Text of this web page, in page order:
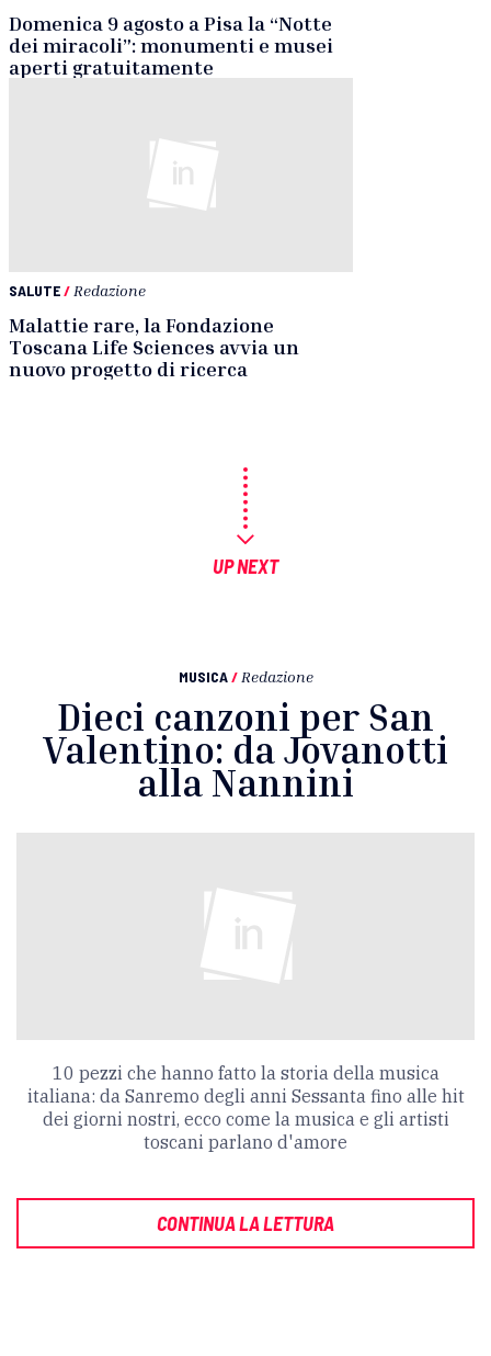
Domenica 9 agosto a Pisa la “Notte
dei miracoli”: monumenti e musei
aperti gratuitamente
SALUTE/ Redazione
Malattie rare, la Fondazione
Toscana Life Sciences avvia un
nuovo progetto di ricerca
UP NEXT
MUSICA / Redazione
Dieci canzoni per San
Valentino: da Jovanotti
alla Nannini
10 pezzi che hanno fatto la storia della musica
italiana: da Sanremo degli anni Sessanta fino alle hit
dei giorni nostri, ecco come la musica e gli artisti
toscani parlano d'amore
CONTINUA LA LETTURA